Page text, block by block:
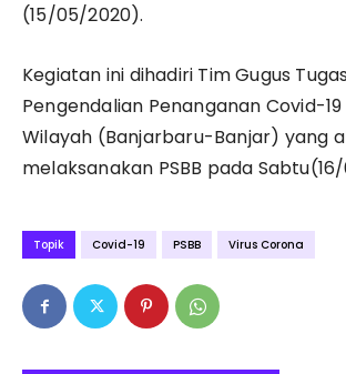
(15/05/2020).
Kegiatan ini dihadiri Tim Gugus
Pengendalian Penanganan Covid-
Wilayah (Banjarbaru-Banjar) yang
melaksanakan PSBB pada
Topik Covid-19 PSBB Virus Corona